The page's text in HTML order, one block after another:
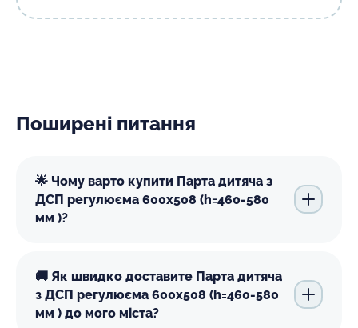
Поширені питання
🌟 Чому варто купити Парта дитяча з
ДСП регулюєма 600х508 (h=460-580
мм )?
🚚 Як швидко доставите Парта дитяча
з ДСП регулюєма 600х508 (h=460-580
мм ) до мого міста?